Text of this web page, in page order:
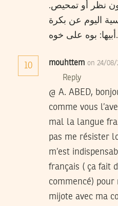
نظر أو تمحيص.
اليوم عن بكرة
أبيها: بوه على خوه.
10 mouhttem on 24/08/
Reply
@ A. ABED,
comme vous
mal la langue
pas me résister
m’est
français ( ça fait
commencé) pour
mijote avec ma